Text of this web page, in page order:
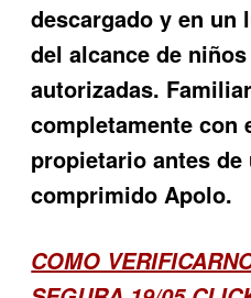
descargado y en un
del alcance de
autorizadas.
completamente con
propietario antes
comprimido Apolo.
COMO